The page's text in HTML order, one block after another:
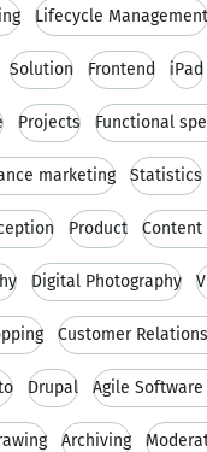
Lifecycle Management
Solution Frontend iPad
Projects Functional
marketing Statistics
Product Content
Digital Photography
Customer
Drupal Agile
Archiving